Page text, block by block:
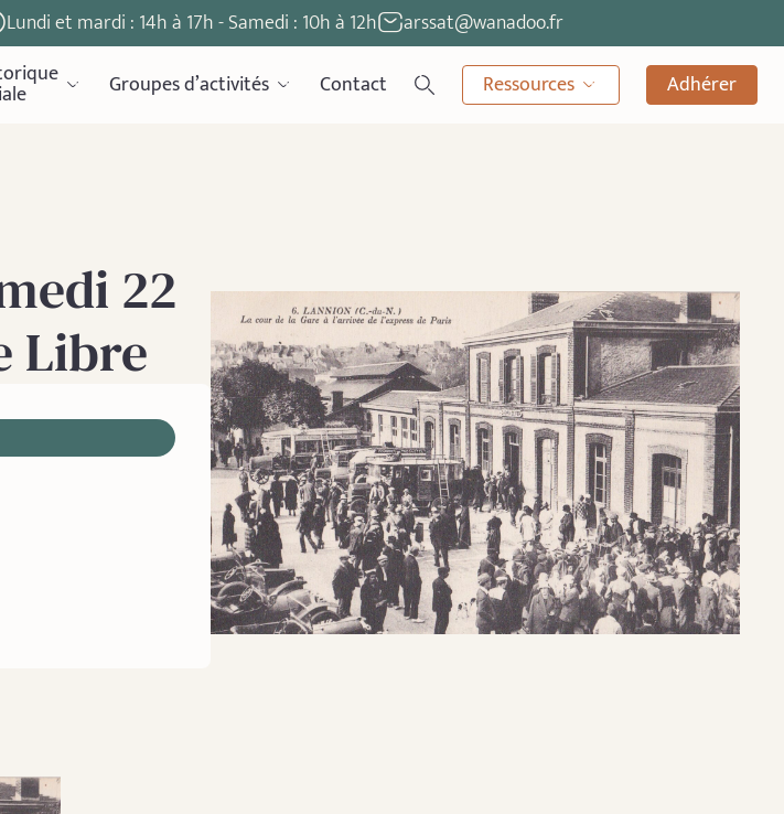
Lundi et mardi : 14h à 17h - Samedi : 10h à 12h
arssat@wanadoo.fr
Groupes d’activités Contact Ressources Adhérer
22
Libre